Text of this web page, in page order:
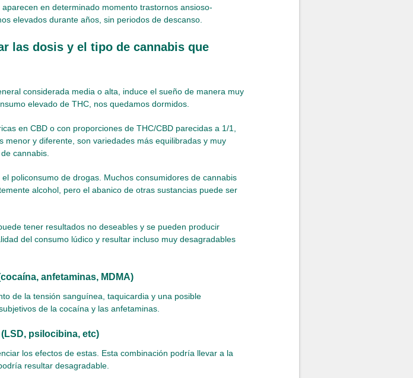
en determinado momento trastornos ansioso-
elevados durante años, sin periodos de descanso.
las dosis y el tipo de cannabis que
considerada media o alta, induce el sueño de manera muy
elevado de THC, nos quedamos dormidos.
en CBD o con proporciones de THC/CBD parecidas a 1/1,
menor y diferente, son variedades más equilibradas y muy
cannabis.
policonsumo de drogas. Muchos consumidores de cannabis
alcohol, pero el abanico de otras sustancias puede ser
tener resultados no deseables y se pueden producir
del consumo lúdico y resultar incluso muy desagradables
anfetaminas, MDMA)
de la tensión sanguínea, taquicardia y una posible
de la cocaína y las anfetaminas.
psilocibina, etc)
los efectos de estas. Esta combinación podría llevar a la
resultar desagradable.